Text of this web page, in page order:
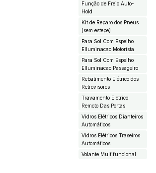
Função de Freio Auto-
Hold
Kit de Reparo dos Pneus
(sem estepe)
Para Sol Com Espelho
EIluminacao Motorista
Para Sol Com Espelho
EIluminacao Passageiro
Rebatimento Elétrico dos
Retrovisores
Travamento Eletrico
Remoto Das Portas
Vidros Elétricos Dianteiros
Automáticos
Vidros Elétricos Traseiros
Automáticos
Volante Multifuncional